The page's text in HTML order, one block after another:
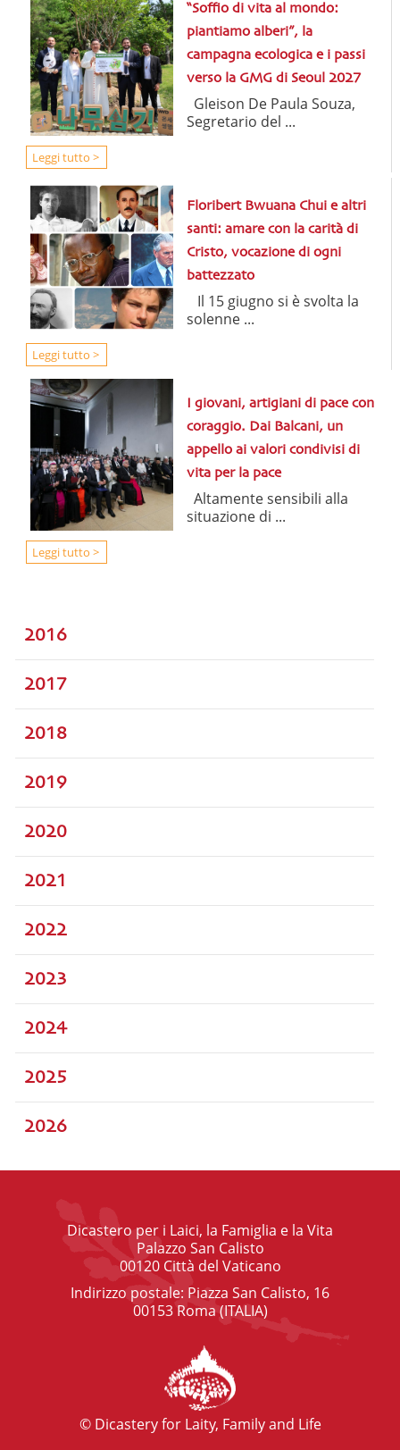
“Soffio di vita al mondo:
piantiamo alberi”, la
campagna ecologica e i passi
verso la GMG di Seoul 2027
Gleison De Paula Souza,
Segretario del ...
Leggi tutto >
Floribert Bwuana Chui e altri
santi: amare con la carità di
Cristo, vocazione di ogni
battezzato
Il 15 giugno si è svolta la
solenne ...
Leggi tutto >
I giovani, artigiani di pace con
coraggio. Dai Balcani, un
appello ai valori condivisi di
vita per la pace
Altamente sensibili alla
situazione di ...
Leggi tutto >
2016
2017
2018
2019
2020
2021
2022
2023
2024
2025
2026
Dicastero per i Laici, la Famiglia e la Vita
Palazzo San Calisto
00120 Città del Vaticano
Indirizzo postale: Piazza San Calisto, 16
00153 Roma (ITALIA)
© Dicastery for Laity, Family and Life